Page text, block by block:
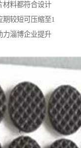
材料都符合设计
较短可压缩至1
力淄博企业提升